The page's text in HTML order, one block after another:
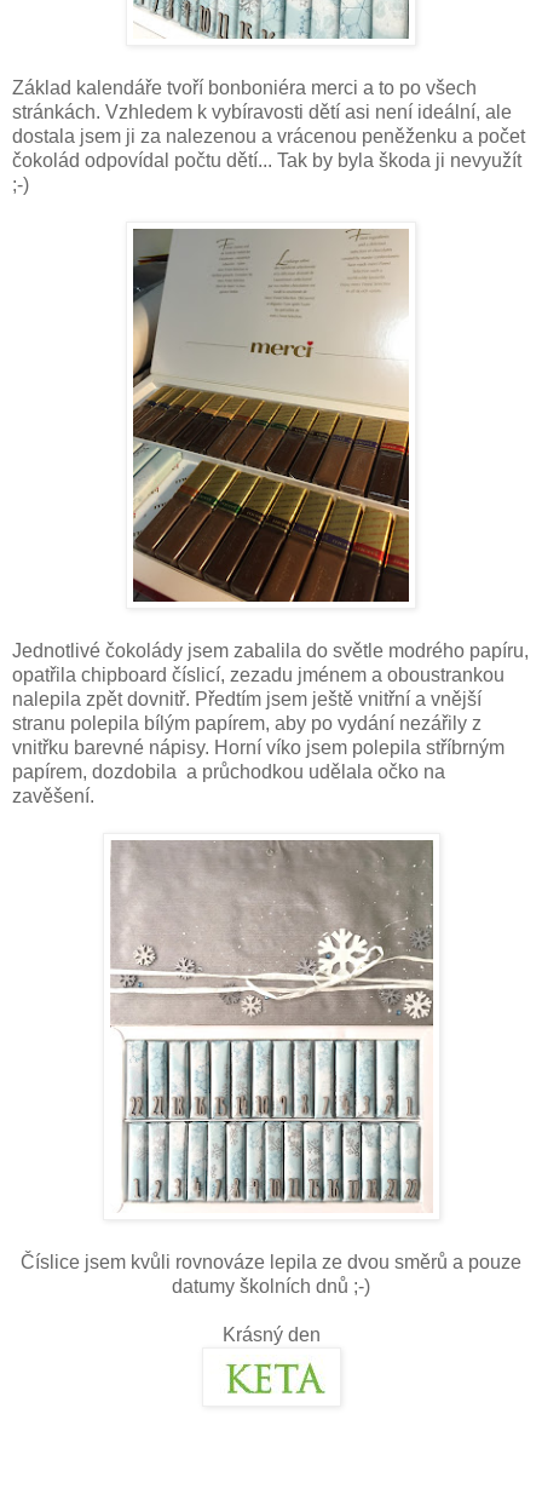
Základ kalendáře tvoří bonboniéra merci a to po všech
stránkách. Vzhledem k vybíravosti dětí asi není ideální, ale
dostala jsem ji za nalezenou a vrácenou peněženku a počet
čokolád odpovídal počtu dětí... Tak by byla škoda ji nevyužít
;-)
Jednotlivé čokolády jsem zabalila do světle modrého papíru,
opatřila chipboard číslicí, zezadu jménem a oboustrankou
nalepila zpět dovnitř. Předtím jsem ještě vnitřní a vnější
stranu polepila bílým papírem, aby po vydání nezářily z
vnitřku barevné nápisy. Horní víko jsem polepila stříbrným
papírem, dozdobila a průchodkou udělala očko na
zavěšení.
Číslice jsem kvůli rovnováze lepila ze dvou směrů a pouze
datumy školních dnů ;-)
Krásný den